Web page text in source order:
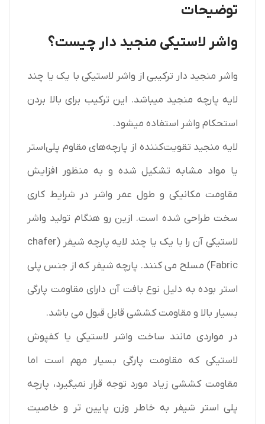
توضیحات
واشر لاستیکی منجید دار چیست؟
واشر منجید دار ترکیبی از واشر لاستیکی با یک یا چند
لایه پارچه منجید میباشد. این ترکیب برای بالا بردن
استحکام واشر استفاده میشود.
لایه منجید تقویت‌کننده از پارچه‌های مقاوم پلی‌استر
یا مواد مشابه تشکیل شده و به منظور افزایش
مقاومت مکانیکی و طول عمر واشر در شرایط کاری
سخت طراحی شده است. ازین رو هنگام تولید واشر
لاستیکی آن را با یک یا چند لایه پارچه شیفر (chafer
Fabric) مسلح می کنند. پارچه شیفر که از جنس پلی
استر بوده به دلیل نوع بافت آن دارای مقاومت پارگی
بسیار بالا و مقاومت کششی قابل قبول می باشد.
در مواردی مانند ساخت واشر لاستیکی یا کفپوش
لاستیکی که مقاومت پارگی بسیار مهم است اما
مقاومت کششی زیاد مورد توجه قرار نمیگیرد، پارچه
پلی استر شیفر به خاطر وزن پایین تر و خاصیت